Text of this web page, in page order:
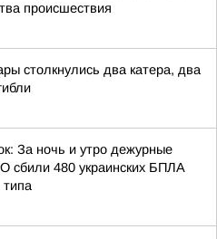
происшествия
столкнулись два катера, два
За ночь и утро дежурные
сбили 480 украинских БПЛА
типа